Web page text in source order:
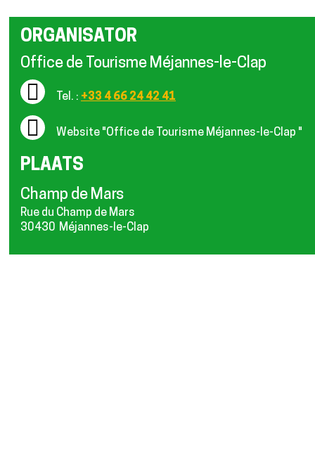
ORGANISATOR
Office de Tourisme Méjannes-le-Clap
Tel. : +33 4 66 24 42 41
Website "Office de Tourisme Méjannes-le-Clap "
PLAATS
Champ de Mars
Rue du Champ de Mars
30430 Méjannes-le-Clap